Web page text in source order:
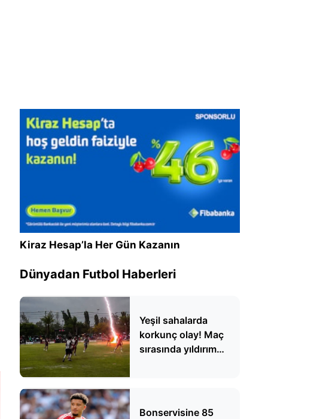
Kiraz Hesap’la Her Gün Kazanın
Dünyadan Futbol Haberleri
Yeşil sahalarda
korkunç olay! Maç
sırasında yıldırım
Bonservisine 85